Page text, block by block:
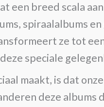
een breed scala
spiraalalbums
ze tot
speciale
maakt, is dat
deze